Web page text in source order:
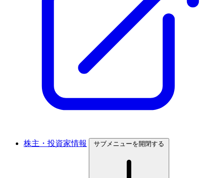
株主・投資家情報 サブメニューを開閉する